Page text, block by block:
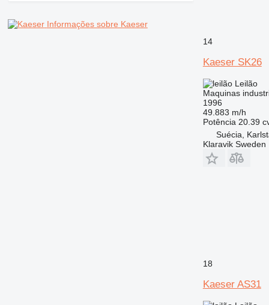
Informações sobre Kaeser
14
Kaeser SK26
Leilão
Maquinas
1996
49.883 m/h
Potência 20.39
Suécia,
Klaravik Sweden
18
Kaeser AS31